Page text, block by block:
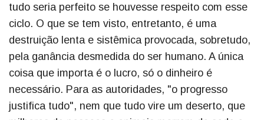
tudo seria perfeito se houvesse respeito com esse
ciclo. O que se tem visto, entretanto, é uma
destruição lenta e sistêmica provocada, sobretudo,
pela ganância desmedida do ser humano. A única
coisa que importa é o lucro, só o dinheiro é
necessário. Para as autoridades, "o progresso
justifica tudo", nem que tudo vire um deserto, que